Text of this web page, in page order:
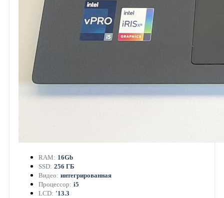
RAM: 16Gb
SSD: 256 ГБ
Видео: интегрированная
Процессор: i5
LCD: '13.3